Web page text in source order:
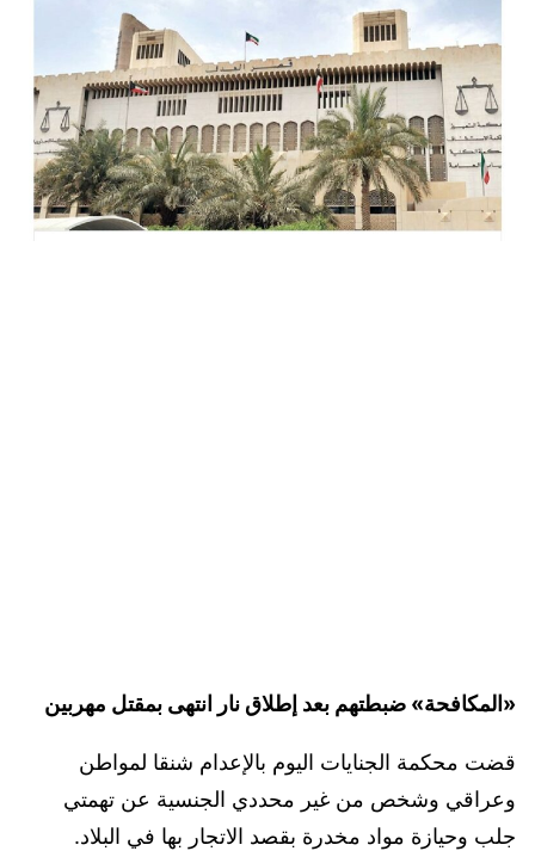
«المكافحة» ضبطتهم بعد إطلاق نار انتهى بمقتل مهربين
قضت محكمة الجنايات اليوم بالإعدام شنقا لمواطن
وعراقي وشخص من غير محددي الجنسية عن تهمتي
جلب وحيازة مواد مخدرة بقصد الاتجار بها في البلاد.